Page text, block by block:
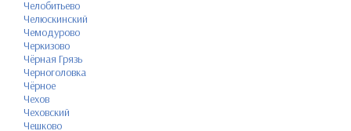
Челобитьево
Челюскинский
Чемодурово
Черкизово
Чёрная Грязь
Черноголовка
Чёрное
Чехов
Чеховский
Чешково